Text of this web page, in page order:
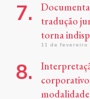
tradução
torna
11 de fevereiro